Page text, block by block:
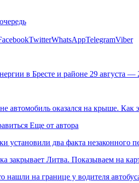
TwitterWhatsAppTelegramViber
в Бресте и районе 29 августа —
автомобиль оказался на крыше. Как
Еще от автора
установили два факта незаконного
закрывает Литва. Показываем на
на границе у водителя